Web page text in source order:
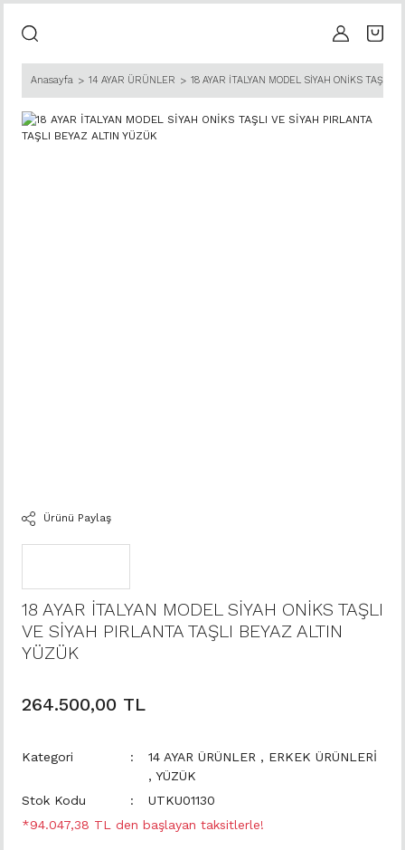
Anasayfa 14 AYAR ÜRÜNLER 18 AYAR İTALYAN MODEL SİYAH ONİKS TAŞLI
Ürünü Paylaş
18 AYAR İTALYAN MODEL SİYAH ONİKS TAŞLI
VE SİYAH PIRLANTA TAŞLI BEYAZ ALTIN
YÜZÜK
264.500,00 TL
Kategori 14 AYAR ÜRÜNLER , ERKEK ÜRÜNLERİ
, YÜZÜK
Stok Kodu
UTKU01130
*94.047,38 TL den başlayan taksitlerle!